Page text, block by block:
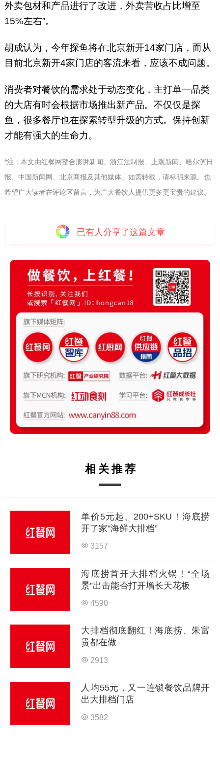
外卖包材和产品进行了改进，外卖营收占比增至
15%左右”。
胡成认为，今年探鱼将在北京新开14家门店，而从
目前北京新开4家门店的客流来看，应该不成问题。
消费者对餐饮的需求处于动态变化，主打单一品类
的大店有时会根据市场推出新产品。不仅仅是探
鱼，很多餐厅也在探索转型升级的方式。保持创新
才能有强大的生命力。
*注：本文由红餐网整合澎湃新闻、浙江法制报、上观新闻、哈尔滨日
报、中国新闻网、北京商报及其他媒体。如需转载，请标明来源。也
希望广大读者在评论区留言，为广大餐饮人提供更多更宝贵的建议。
已有人分享了这篇文章
相关推荐
单价5元起、200+SKU！海底捞
开了家“海鲜大排档”
3157
海底捞首开大排档火锅！“全场
景”出击能否打开增长天花板
4590
大排档彻底翻红！海底捞、朱富
贵都在做
2913
人均55元，又一连锁餐饮品牌开
出大排档门店
3582